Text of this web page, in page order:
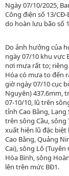
Ngày 07/10/2025,
Công điện số 13/
do hoàn lưu bão số
Do ảnh hưởng của
ngày 07/10 khu vực
nơi mưa rất to; riêng
Hóa có mưa to đến
giờ ngày 07/10 cục
Nguyên) 437.6mm,
07-10/10, lũ trên
tỉnh Cao Bằng, Lạng
trên sông Cầu,
xuất hiện lũ đặc biệt
Cao Bằng, Quảng
Cai), sông Lô
Hòa Bình, sông
lên trên mức BĐ1.